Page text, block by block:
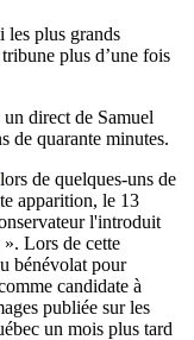
les plus grands
plus d’une fois
direct de Samuel
de quarante minutes.
lors de quelques-uns de
apparition, le 13
l'introduit
Lors de cette
bénévolat pour
candidate à
publiée sur les
un mois plus tard